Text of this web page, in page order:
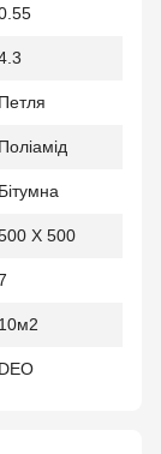
Петля
Поліамід
Бітумна
Х 500
10м2
DEO